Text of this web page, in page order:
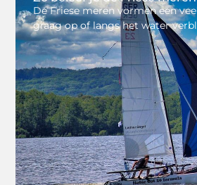
De Friese meren vormen een
graag op of langs het water